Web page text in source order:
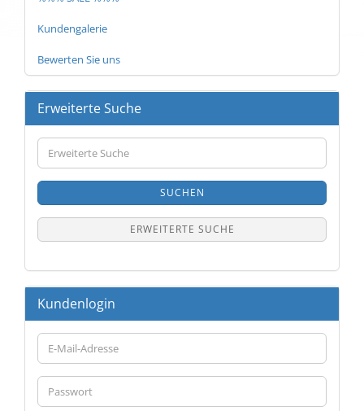
Kundengalerie
Bewerten Sie uns
Erweiterte Suche
Erweiterte
Suche
SUCHEN
ERWEITERTE SUCHE
Kundenlogin
E-
Mail-
Adresse
Passwort